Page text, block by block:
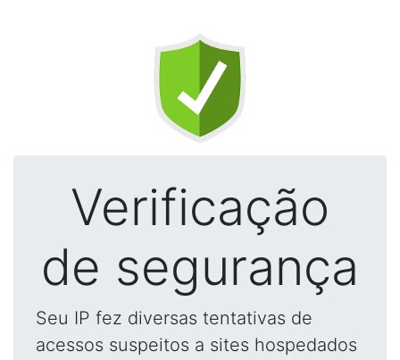
Verificação
de segurança
Seu IP fez diversas tentativas de
acessos suspeitos a sites hospedados